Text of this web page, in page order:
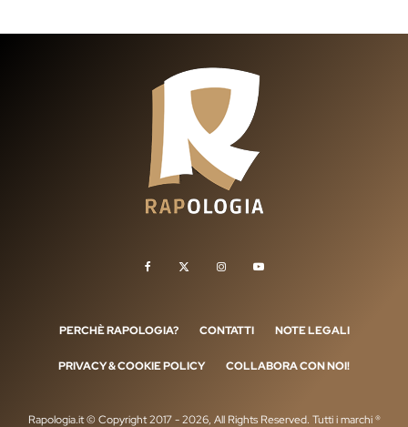
PERCHÈ RAPOLOGIA? CONTATTI NOTE LEGALI
PRIVACY & COOKIE POLICY COLLABORA CON NOI!
Rapologia.it © Copyright 2017 - 2026, All Rights Reserved. Tutti i marchi ®